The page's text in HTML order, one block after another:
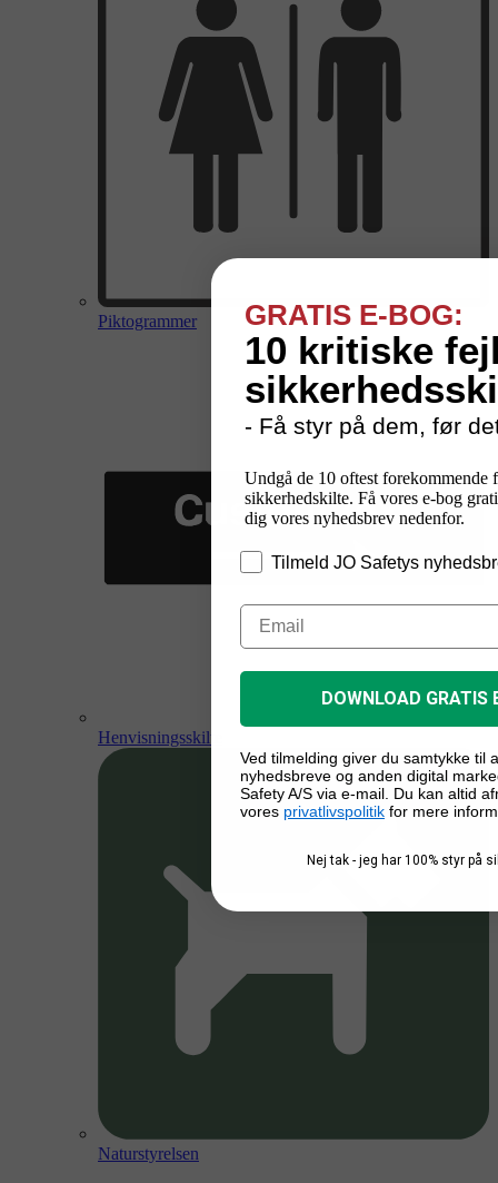
Piktogrammer
Henvisningsskilte
Naturstyrelsen
GRATIS E-BOG:
10 kritiske
- Få styr på dem, før
Undgå de 10 oftest forekommende
sikkerhedskilte. Få vores e-bog
dig vores nyhedsbrev nedenfor.
Tilmeld JO Safetys
DOWNLOAD GRATIS
Ved tilmelding giver du samtykke til
nyhedsbreve og anden digital
Safety A/S via e-mail. Du kan altid
vores privatlivspolitik for mere
Nej tak - jeg har 100% styr på